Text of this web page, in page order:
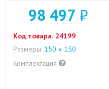
98 497 ₽
Код товара: 24199
Размеры: 150 x 150
Комплектация